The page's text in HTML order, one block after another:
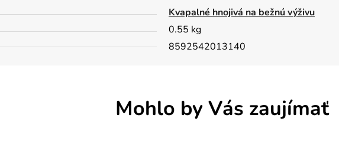
Kvapalné hnojivá na bežnú výživu
0.55 kg
8592542013140
Mohlo by Vás zaujímať